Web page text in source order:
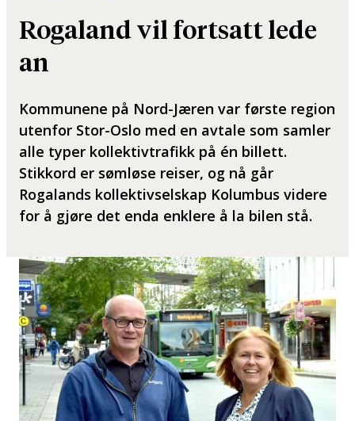
Rogaland vil fortsatt lede
an
Kommunene på Nord-Jæren var første region
utenfor Stor-Oslo med en avtale som samler
alle typer kollektivtrafikk på én billett.
Stikkord er sømløse reiser, og nå går
Rogalands kollektivselskap Kolumbus videre
for å gjøre det enda enklere å la bilen stå.